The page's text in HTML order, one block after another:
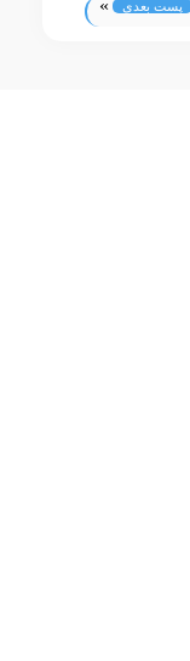
پست بعدی »